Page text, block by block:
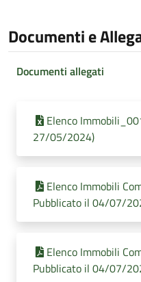
Documenti e
Documenti allegati
Elenco
27/05/2024)
Elenco Immobili
Pubblicato il 04/07/
Elenco Immobili
Pubblicato il 04/07/